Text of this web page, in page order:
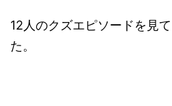
12人のクズエピソードを見
た。